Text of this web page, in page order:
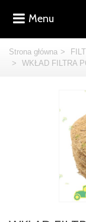
Menu
Strona główna >
>
WKŁAD FILTRA